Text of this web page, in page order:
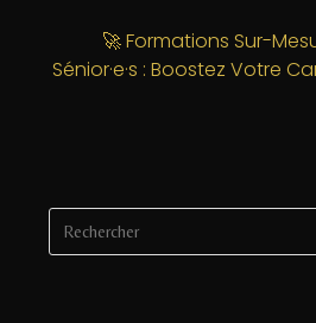
o
k
r
🚀 Formations Sur-
Sénior·e·s : Boostez Votre